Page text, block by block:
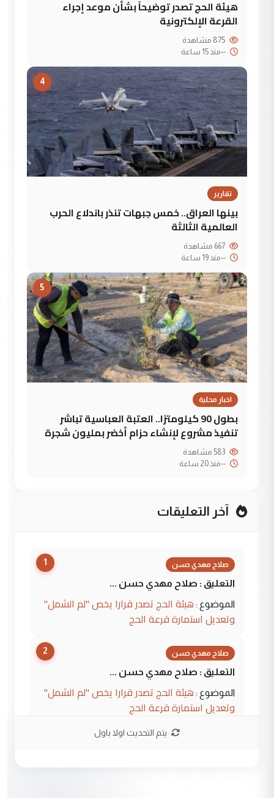
هيئة الحج تصدر توضيحاً بشأن موعد إجراء
القرعة الإلكترونية
--منذ 15 ساعة
4
تقارير
بينها العراق.. خمس جبهات تنذر باندلاع الحرب
العالمية الثالثة
--منذ 19 ساعة
5
اخبار محلية
بطول 90 كيلومترًا.. العتبة العباسية تباشر
تنفيذ مشروع لإنشاء حزام أخضر بمليون شجرة
--منذ 20 ساعة
آخر التعليقات
1 صلاح مهدي حسن
التعليق : صلاح مهدي حسن ...
الموضوع : هيئة الحج تصدر قرارا يخص "لم الشمل"
وتعديل استمارة قرعة الحج
2 صلاح مهدي حسن
التعليق : صلاح مهدي حسن ...
الموضوع : هيئة الحج تصدر قرارا يخص "لم الشمل"
وتعديل استمارة قرعة الحج
يتم التحديث اولا باول